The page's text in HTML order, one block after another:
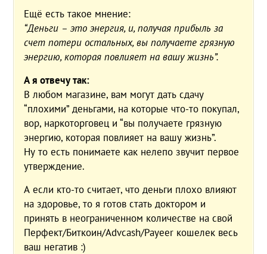
Ещё есть такое мнение:
“Деньги – это энергия, и, получая прибыль за
счет потери остальных, вы получаете грязную
энергию, которая повлияет на вашу жизнь”.
А я отвечу так:
В любом магазине, вам могут дать сдачу
“плохими” деньгами, на которые что-то покупал,
вор, наркоторговец и “вы получаете грязную
энергию, которая повлияет на вашу жизнь”.
Ну то есть понимаете как нелепо звучит первое
утверждение.
А если кто-то считает, что деньги плохо влияют
на здоровье, то я готов стать доктором и
принять в неограниченном количестве на свой
Перфект/Биткоин/Advcash/Payeer кошелек весь
ваш негатив :)